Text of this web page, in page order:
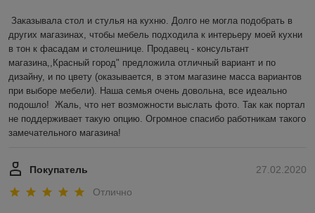
Заказывала стол и стулья на кухню. Долго не могла подобрать в
других магазинах, чтобы мебель подходила к интерьеру моей кухни
в тон к фасадам и столешнице. Продавец - консультант
магазина,,Красный город" предложила отличный вариант и по
дизайну, и по цвету (оказывается, в этом магазине масса вариантов
при выборе мебели). Наша семья очень довольна, все идеально
подошло!  Жаль, что нет возможности выслать фото. Так как портал
не поддерживает такую опцию. Огромное спасибо работникам такого
замечательного магазина!
27.02.2020
Покупатель
Отлично